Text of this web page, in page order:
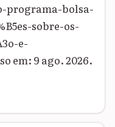
programa-bolsa-
sobre-os-
e-
em: 9 ago. 2026.